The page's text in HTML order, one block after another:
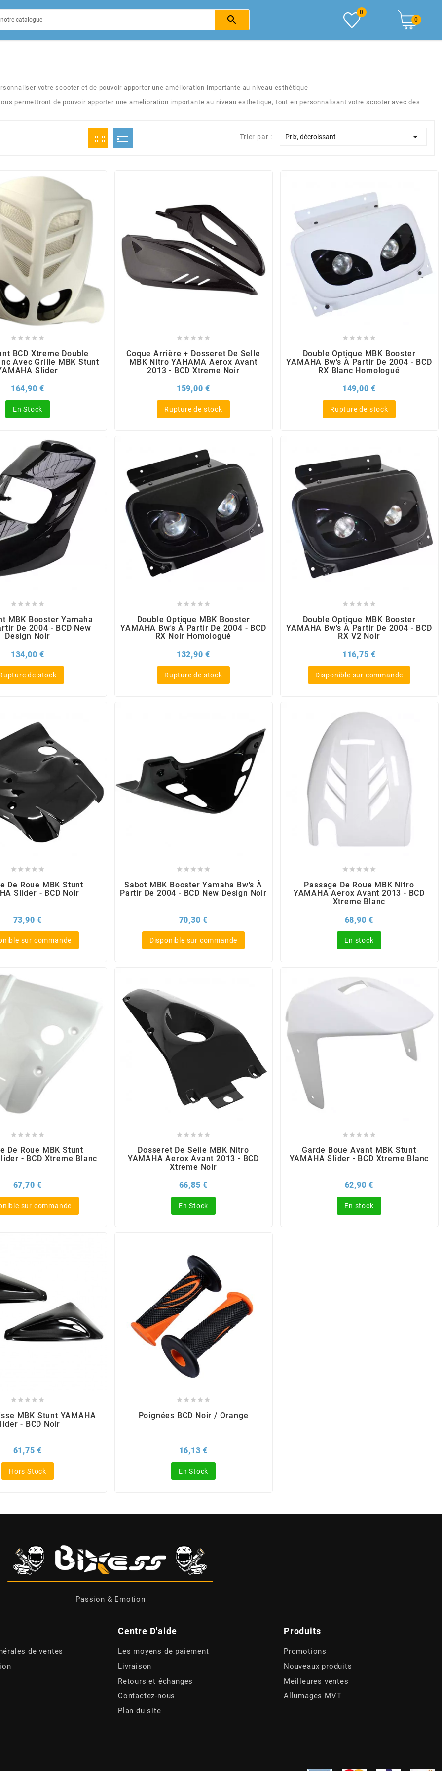

0
0
votre scooter et de pouvoir apporter une amélioration importante au niveau esthétique
permettront de pouvoir apporter une amelioration importante au niveau esthetique, tout en personnalisant votre scooter avec des
Trier par : Prix, décroissant 
    
BCD Xtreme Double
Avec Grille MBK Stunt
Slider
164,90 €
En Stock
    
Coque Arrière + Dosseret De Selle
MBK Nitro YAHAMA Aerox Avant
2013 - BCD Xtreme Noir
159,00 €
Rupture de stock
    
Double Optique MBK Booster
YAMAHA Bw's À Partir De 2004 - BCD
RX Blanc Homologué
149,00 €
Rupture de stock
    
MBK Booster Yamaha
De 2004 - BCD New
Design Noir
134,00 €
de stock
    
Double Optique MBK Booster
YAMAHA Bw's À Partir De 2004 - BCD
RX Noir Homologué
132,90 €
Rupture de stock
    
Double Optique MBK Booster
YAMAHA Bw's À Partir De 2004 - BCD
RX V2 Noir
116,75 €
Disponible sur commande
    
De Roue MBK Stunt
Slider - BCD Noir
73,90 €
sur commande
    
Sabot MBK Booster Yamaha Bw's À
Partir De 2004 - BCD New Design Noir
70,30 €
Disponible sur commande
    
Passage De Roue MBK Nitro
YAMAHA Aerox Avant 2013 - BCD
Xtreme Blanc
68,90 €
En stock
    
De Roue MBK Stunt
- BCD Xtreme Blanc
67,70 €
sur commande
    
Dosseret De Selle MBK Nitro
YAMAHA Aerox Avant 2013 - BCD
Xtreme Noir
66,85 €
En Stock
    
Garde Boue Avant MBK Stunt
YAMAHA Slider - BCD Xtreme Blanc
62,90 €
En stock
    
MBK Stunt YAMAHA
- BCD Noir
61,75 €
Hors Stock
    
Poignées BCD Noir / Orange
16,13 €
En Stock
Passion & Emotion
de ventes
Centre D'aide
Les moyens de paiement
Livraison
Retours et échanges
Contactez-nous
Plan du site
Produits
Promotions
Nouveaux produits
Meilleures ventes
Allumages MVT